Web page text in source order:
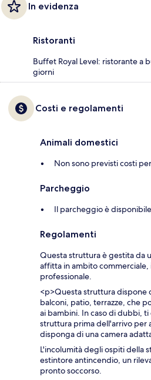
In evidenza
Ristoranti
Buffet Royal Level: ristorante a
giorni
Costi e regolamenti
Animali domestici
Non sono previsti costi
Parcheggio
Il parcheggio è
Regolamenti
Questa struttura è gestita da
affitta in ambito
professionale.
<p>Questa struttura dispone
balconi, patio, terrazze, che
ai bambini. In caso di dubbi,
struttura prima dell'arrivo per
disponga di una camera
L'incolumità degli ospiti della
estintore antincendio, un
pronto soccorso.